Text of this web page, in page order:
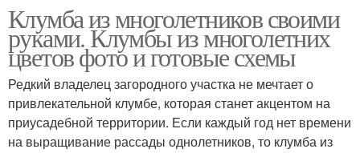
Клумба из многолетников своими
руками. Клумбы из многолетних
цветов фото и готовые схемы
Редкий владелец загородного участка не мечтает о
привлекательной клумбе, которая станет акцентом на
приусадебной территории. Если каждый год нет времени
на выращивание рассады однолетников, то клумба из